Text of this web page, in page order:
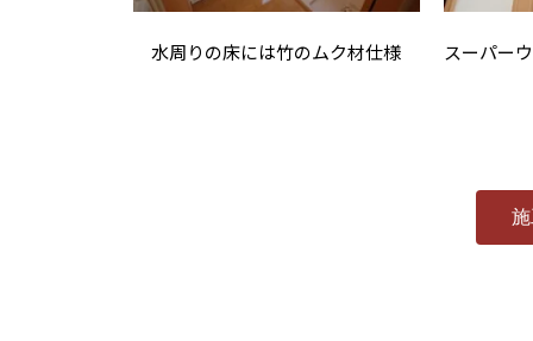
水周りの床には竹のムク材仕様 スーパー